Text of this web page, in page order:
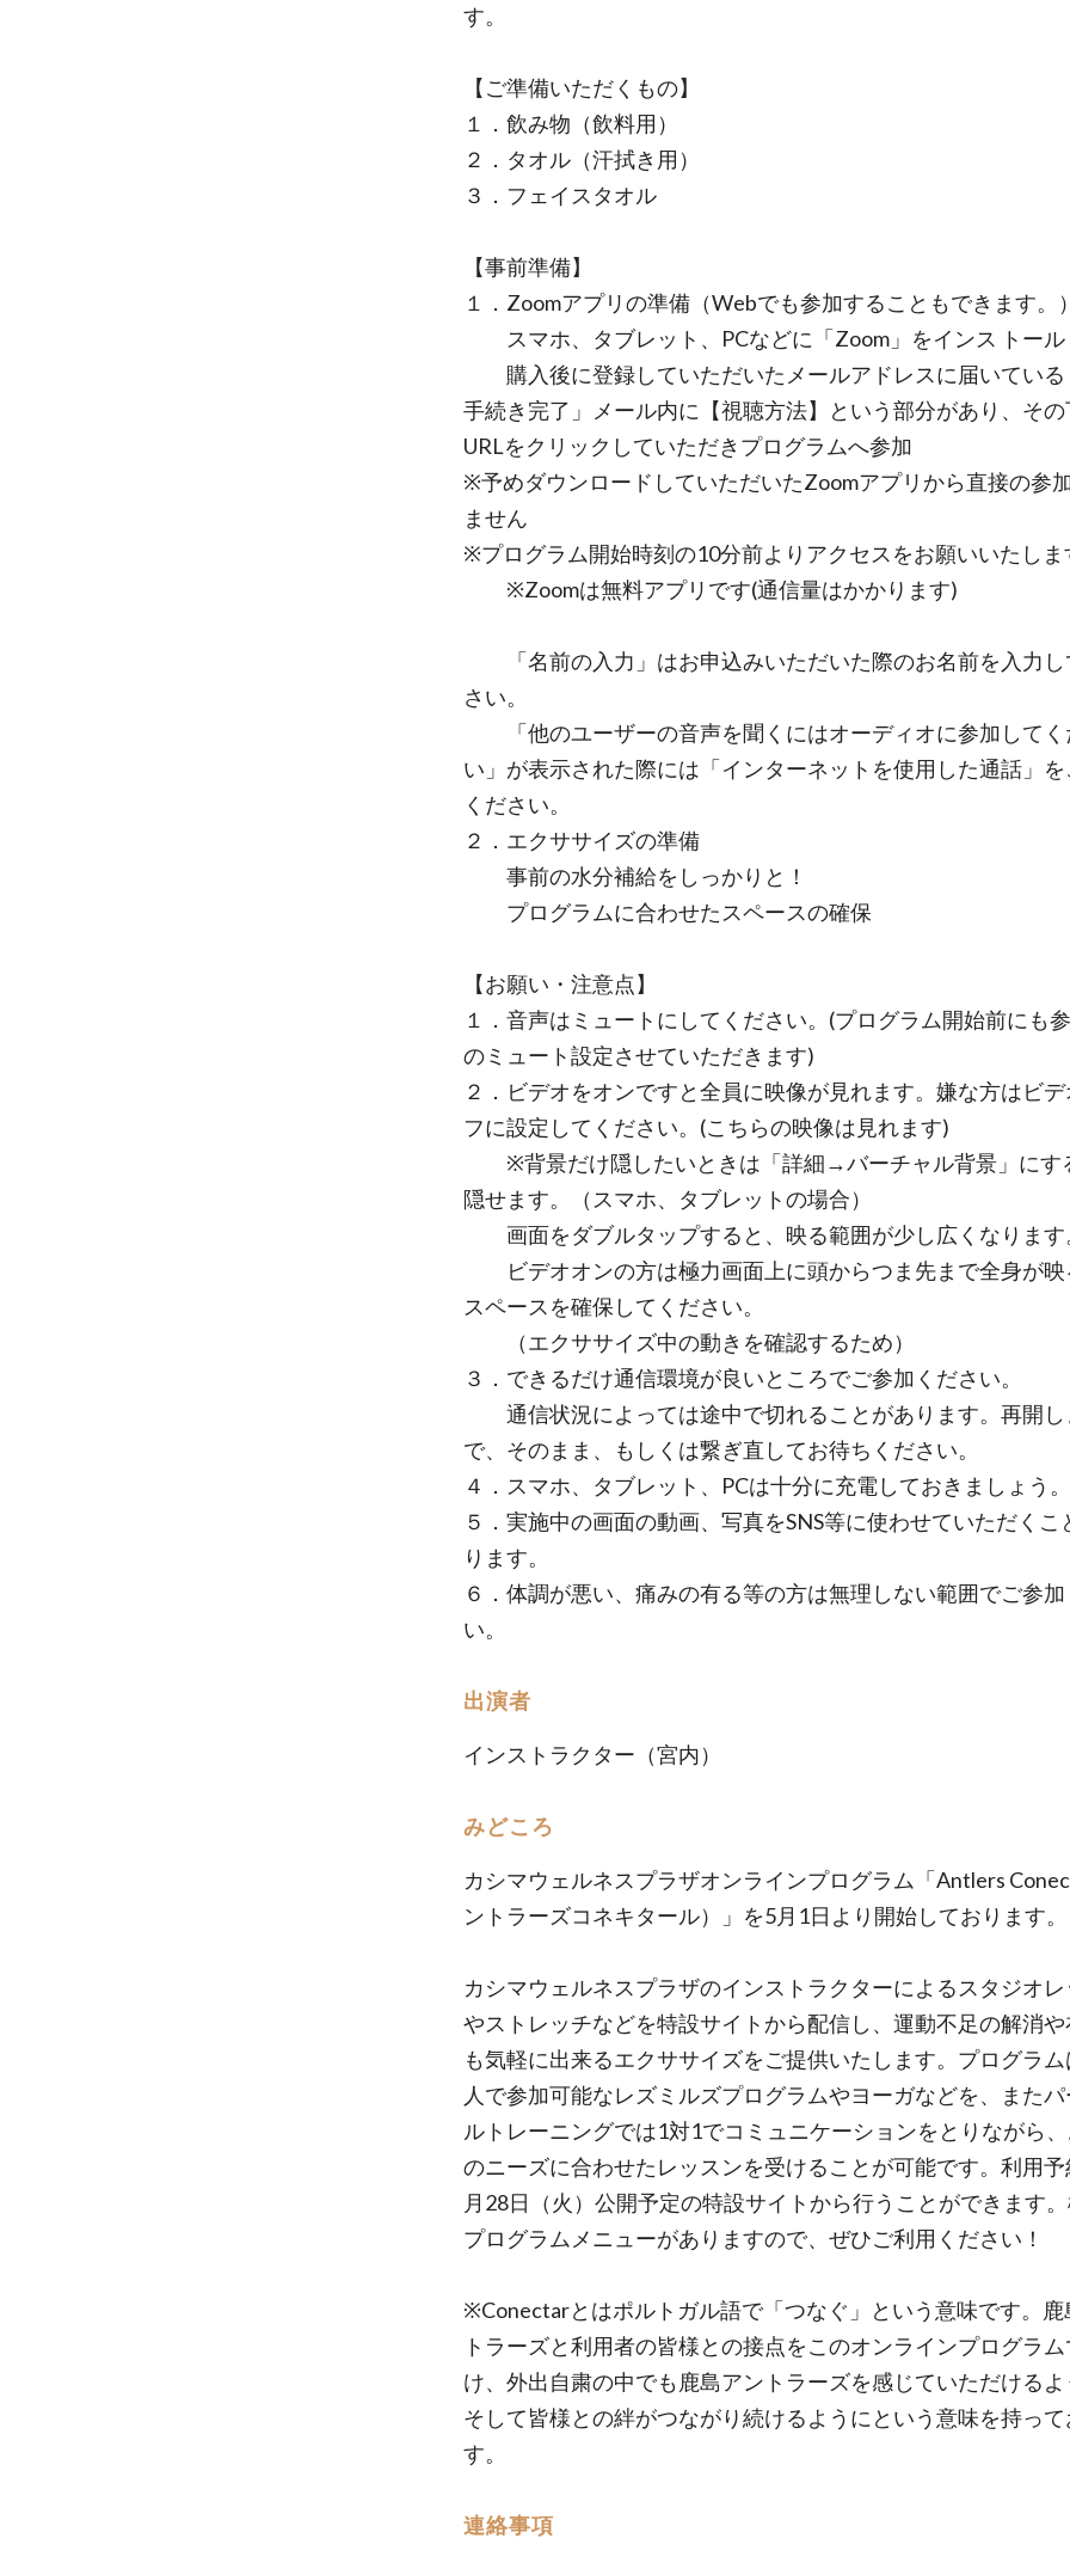
す。
【ご準備いただくもの】
１．飲み物（飲料用）
２．タオル（汗拭き用）
３．フェイスタオル
【事前準備】
１．Zoomアプリの準備（Webでも参加することもできます。）
スマホ、タブレット、PCなどに「Zoom」をインス トール
購入後に登録していただいたメールアドレスに届いている
手続き完了」メール内に【視聴方法】という部分があり、そ
URLをクリックしていただきプログラムへ参加
※予めダウンロードしていただいたZoomアプリから直接の参
ません
※プログラム開始時刻の10分前よりアクセスをお願いいた
※Zoomは無料アプリです(通信量はかかります)
「名前の入力」はお申込みいただいた際のお名前を入力し
さい。
「他のユーザーの音声を聞くにはオーディオに参加してく
い」が表示された際には「インターネットを使用した通話」を
ください。
２．エクササイズの準備
事前の水分補給をしっかりと！
プログラムに合わせたスペースの確保
【お願い・注意点】
１．音声はミュートにしてください。(プログラム開始前にも
のミュート設定させていただきます)
２．ビデオをオンですと全員に映像が見れます。嫌な方はビデ
フに設定してください。(こちらの映像は見れます)
※背景だけ隠したいときは「詳細→バーチャル背景」にす
隠せます。（スマホ、タブレットの場合）
画面をダブルタップすると、映る範囲が少し広くなります
ビデオオンの方は極力画面上に頭からつま先まで全身が映
スペースを確保してください。
（エクササイズ中の動きを確認するため）
３．できるだけ通信環境が良いところでご参加ください。
通信状況によっては途中で切れることがあります。再開し
で、そのまま、もしくは繋ぎ直してお待ちください。
４．スマホ、タブレット、PCは十分に充電しておきましょう。
５．実施中の画面の動画、写真をSNS等に使わせていただくこ
ります。
６．体調が悪い、痛みの有る等の方は無理しない範囲でご参加
い。
出演者
インストラクター（宮内）
みどころ
カシマウェルネスプラザオンラインプログラム「Antlers
ントラーズコネキタール）」を5月1日より開始しております。
カシマウェルネスプラザのインストラクターによるスタジオ
やストレッチなどを特設サイトから配信し、運動不足の解消
も気軽に出来るエクササイズをご提供いたします。プログラ
人で参加可能なレズミルズプログラムやヨーガなどを、また
ルトレーニングでは1対1でコミュニケーションをとりながら
のニーズに合わせたレッスンを受けることが可能です。利用
月28日（火）公開予定の特設サイトから行うことができます
プログラムメニューがありますので、ぜひご利用ください！
※Conectarとはポルトガル語で「つなぐ」という意味です。鹿
トラーズと利用者の皆様との接点をこのオンラインプログラム
け、外出自粛の中でも鹿島アントラーズを感じていただけるよ
そして皆様との絆がつながり続けるようにという意味を持って
す。
連絡事項